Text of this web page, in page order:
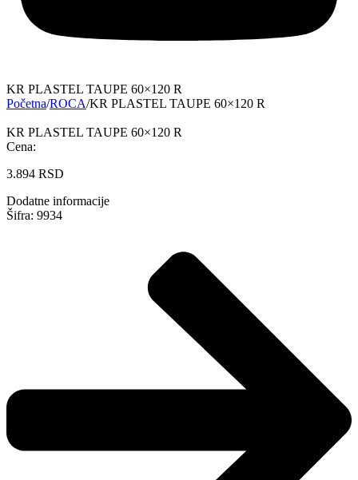
KR PLASTEL TAUPE 60×120 R
Početna/ROCA/KR PLASTEL TAUPE 60×120 R
KR PLASTEL TAUPE 60×120 R
Cena:
3.894 RSD
Dodatne informacije
Šifra: 9934